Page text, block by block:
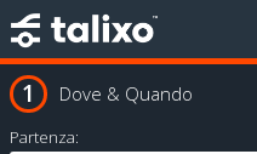
Dove & Quando
Partenza: